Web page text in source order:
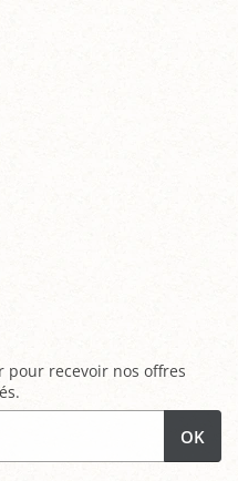
pour recevoir nos offres
OK